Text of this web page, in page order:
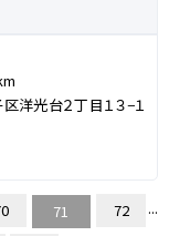
洋光台２丁目１３−１
71 72
...